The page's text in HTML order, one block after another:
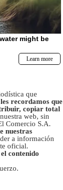
que
recordamos que
copiar total
web, sin
Comercio S.A.
nuestras
a información
oficial.
contenido